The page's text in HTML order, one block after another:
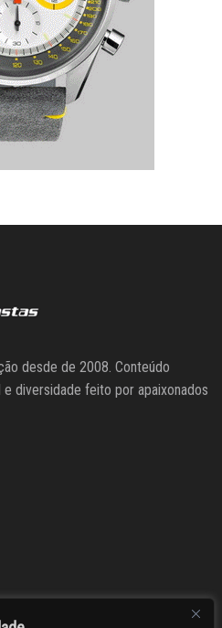
desde de 2008. Conteúdo
diversidade feito por apaixonados